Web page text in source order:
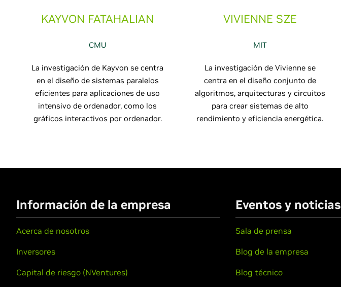
KAYVON FATAHALIAN
CMU
La investigación de Kayvon se centra
en el diseño de sistemas paralelos
eficientes para aplicaciones de uso
intensivo de ordenador, como los
gráficos interactivos por ordenador.
VIVIENNE SZE
MIT
La investigación de Vivienne se
centra en el diseño conjunto de
algoritmos, arquitecturas y circuitos
para crear sistemas de alto
rendimiento y eficiencia energética.
Información de la empresa
Acerca de nosotros
Inversores
Capital de riesgo (NVentures)
Eventos y noticias
Sala de prensa
Blog de la empresa
Blog técnico